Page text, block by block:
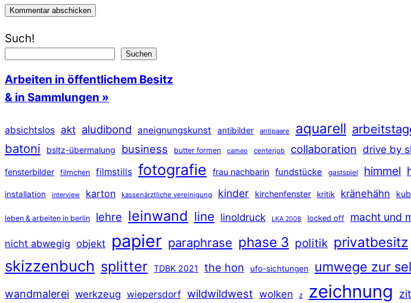
Such!
Suchen
Arbeiten in öffentlichem Besitz
& in Sammlungen »
absichtslos akt aludibond aneignungskunst antibilder antipaare aquarell
batoni
bsltz-übermalung business butter formen cameo centerjob collaboration drive by
fensterbilder filmchen filmstills fotografie frau nachbarin fundstücke gastspiel himmel
installation interview karton kassenärztliche vereinigung kinder kirchenfenster kritik kränehähn
leben & arbeiten in berlin lehre leinwand line linoldruck LKA 2008 locked off macht und
nicht abwegig objekt papier paraphrase phase 3 politik privatbesitz
skizzenbuch splitter TDBK 2021 the hon ufo-sichtungen umwege zur
wandmalerei werkzeug wiepersdorf wildwildwest wolken z zeichnung